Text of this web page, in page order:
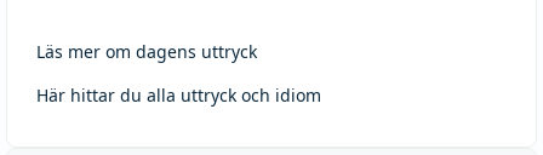
Läs mer om dagens uttryck
Här hittar du alla uttryck och idiom